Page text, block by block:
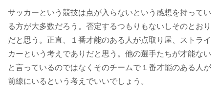
サッカーという競技は点が入らないという感想を持ってい
る方が大多数だろう。否定するつもりもないしそのとおり
だと思う。正直、１番才能のある人が点取り屋、ストライ
カーという考えでありだと思う。他の選手たちが才能ない
と言っているのではなくそのチームで１番才能のある人が
前線にいるという考えでいいでしょう。